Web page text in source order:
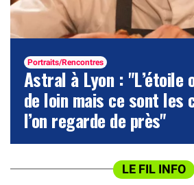
Portraits/Rencontres
Astral à Lyon : "L’étoile
de loin mais ce sont les
l’on regarde de près"
LE FIL INFO